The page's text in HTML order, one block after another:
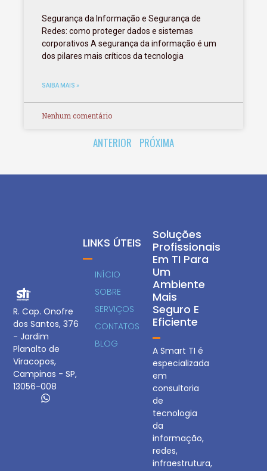
Segurança da Informação e Segurança de
Redes: como proteger dados e sistemas
corporativos A segurança da informação é um
dos pilares mais críticos da tecnologia
SAIBA MAIS »
Nenhum comentário
ANTERIOR PRÓXIMA
R. Cap. Onofre
dos Santos, 376
- Jardim
Planalto de
Viracopos,
Campinas - SP,
13056-008
Soluções
Profissionais
Em TI Para
Um
Ambiente
Mais
Seguro E
Eficiente
A Smart TI é
especializada
em
consultoria
de
tecnologia
da
informação,
redes,
infraestrutura,
LINKS ÚTEIS
INÍCIO
SOBRE
SERVIÇOS
CONTATOS
BLOG